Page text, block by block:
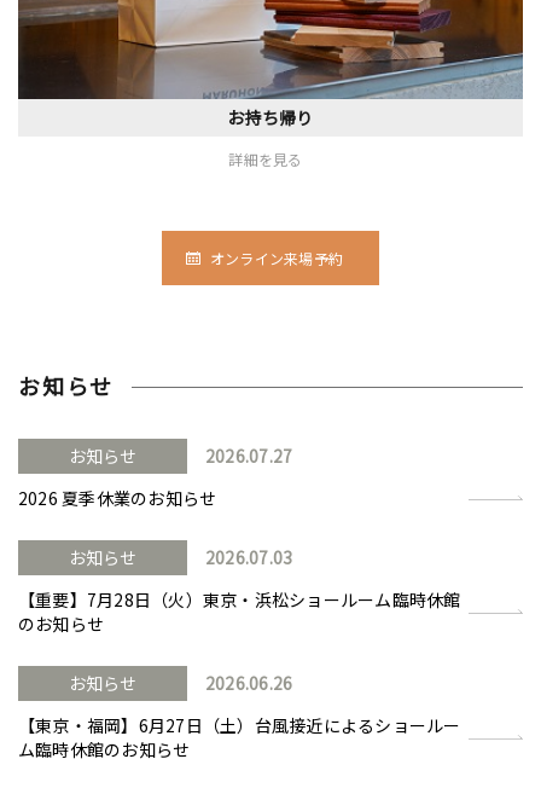
お持ち帰り
詳細を見る
オンライン来場予約
お知らせ
お知らせ
2026.07.27
2026 夏季休業のお知らせ
お知らせ
2026.07.03
【重要】7月28日（火）東京・浜松ショールーム臨時休館
のお知らせ
お知らせ
2026.06.26
【東京・福岡】6月27日（土）台風接近によるショールー
ム臨時休館のお知らせ